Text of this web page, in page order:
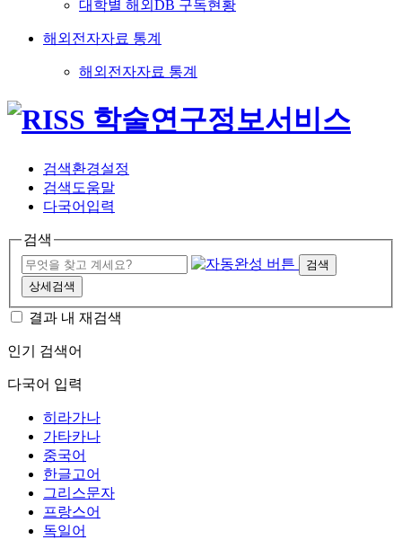
대학별 해외DB 구독현황
해외전자자료 통계
해외전자자료 통계
검색환경설정
검색도움말
다국어입력
검색
검색
상세검색
결과 내 재검색
인기 검색어
다국어 입력
히라가나
가타카나
중국어
한글고어
그리스문자
프랑스어
독일어